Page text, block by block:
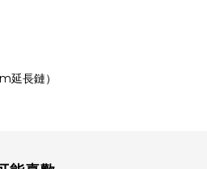
延長鏈）